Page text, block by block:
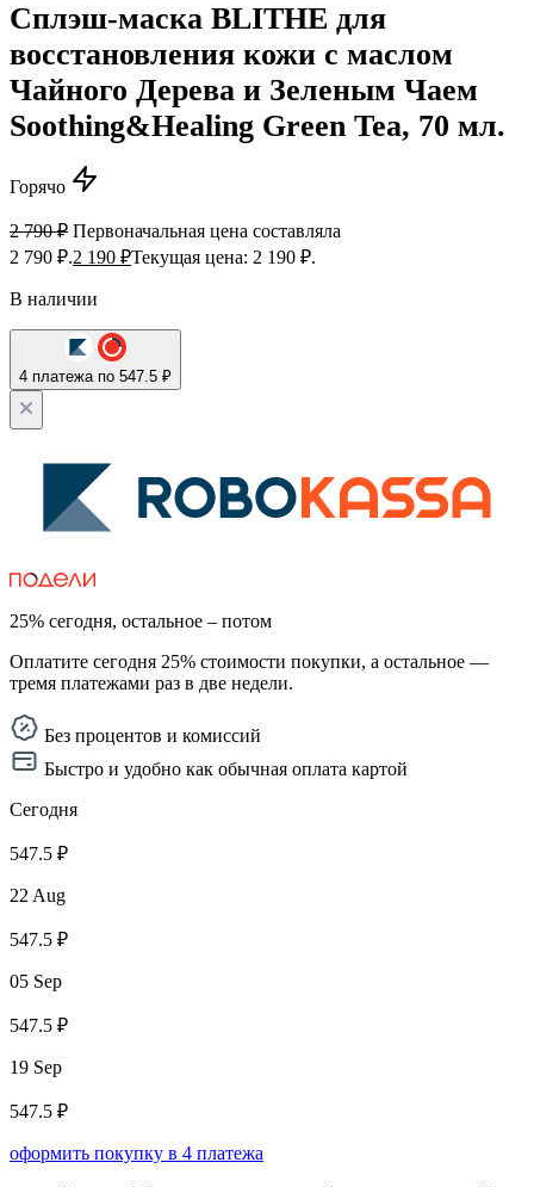
Сплэш-маска BLITHE для
восстановления кожи с маслом
Чайного Дерева и Зеленым Чаем
Soothing&Healing Green Tea, 70 мл.
Горячо
2 790₽ Первоначальная цена составляла
2 790 ₽.2 190 ₽Текущая цена: 2 190 ₽.
В наличии
4 платежа по 547.5 ₽
25% сегодня, остальное – потом
Оплатите сегодня 25% стоимости покупки, а остальное —
тремя платежами раз в две недели.
Без процентов и комиссий
Быстро и удобно как обычная оплата картой
Сегодня
547.5 ₽
22 Aug
547.5 ₽
05 Sep
547.5 ₽
19 Sep
547.5 ₽
оформить покупку в 4 платежа